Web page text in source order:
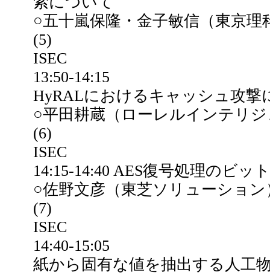
○五十嵐保隆・金子敏信（東京理
(5)
ISEC
13:50-14:15
HyRALにおけるキャッシュ攻撃
○平田耕蔵（ローレルインテリ
(6)
ISEC
14:15-14:40 AES復号処理のビッ
○佐野文彦（東芝ソリューション
(7)
ISEC
14:40-15:05
紙から固有な値を抽出する人工